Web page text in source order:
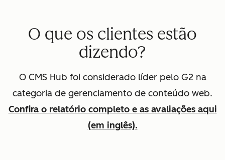
O que os clientes estão
dizendo?
O CMS Hub foi considerado líder pelo G2 na
categoria de gerenciamento de conteúdo web.
Confira o relatório completo e as avaliações aqui
(em inglês).